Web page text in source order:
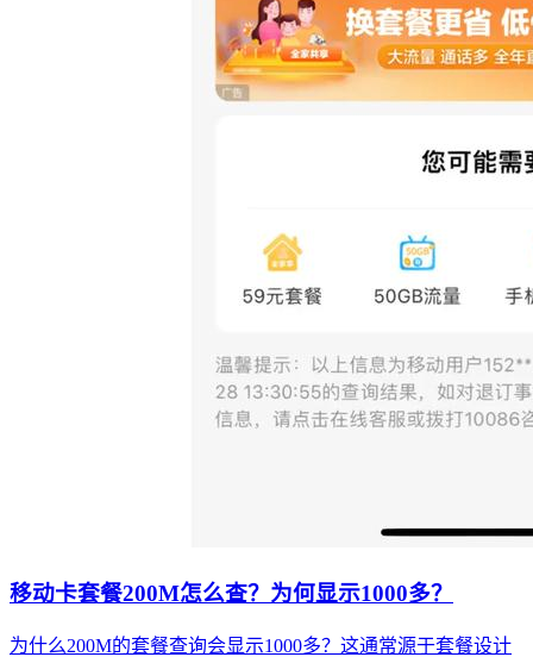
移动卡套餐200M怎么查？为何显示1000多？
为什么200M的套餐查询会显示1000多？这通常源于套餐设计